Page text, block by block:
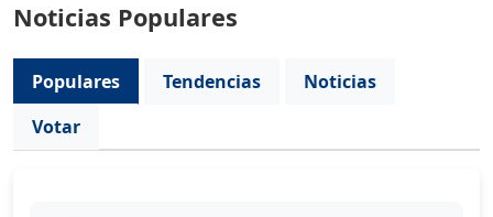
Noticias Populares
Populares Tendencias
Noticias
Votar